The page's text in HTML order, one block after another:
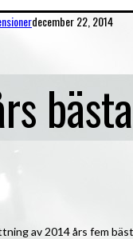
december 22, 2014
av 2014 års fem